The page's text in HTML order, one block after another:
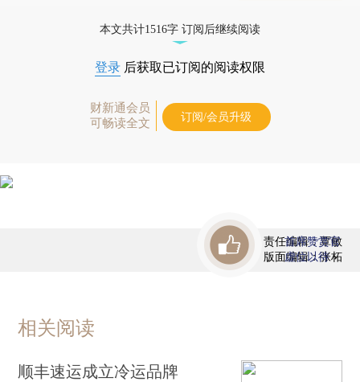
本文共计1516字 订阅后继续阅读
登录 后获取已订阅的阅读权限
财新通会员
可畅读全文
订阅/会员升级
责任编辑：覃敏
版面编辑：张柘
首席赞赏官
虚位以待
相关阅读
顺丰速运成立冷运品牌